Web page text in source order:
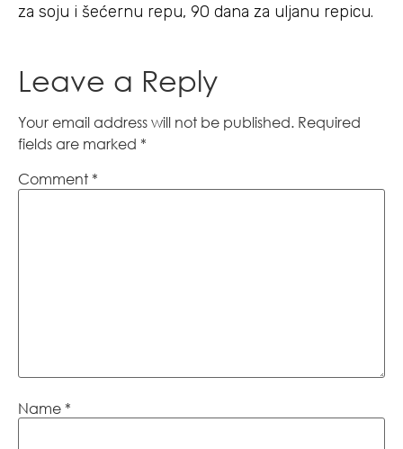
za soju i šećernu repu, 90 dana za uljanu repicu.
Leave a Reply
Your email address will not be published. Required
fields are marked *
Comment *
Name *